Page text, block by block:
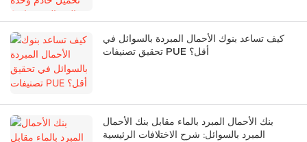
كيف تساعد بنوك الأحمال المبردة بالسوائل في
تحقيق تصنيفات PUE أقل؟
بنك الأحمال المبرد بالماء مقابل بنك الأحمال
المبرد بالسوائل: شرح الاختلافات الرئيسية